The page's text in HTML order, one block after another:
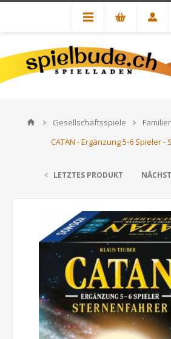
Gesellschaftsspiele
CATAN - Ergänzung 5-6 Spieler
LETZTES PRODUKT